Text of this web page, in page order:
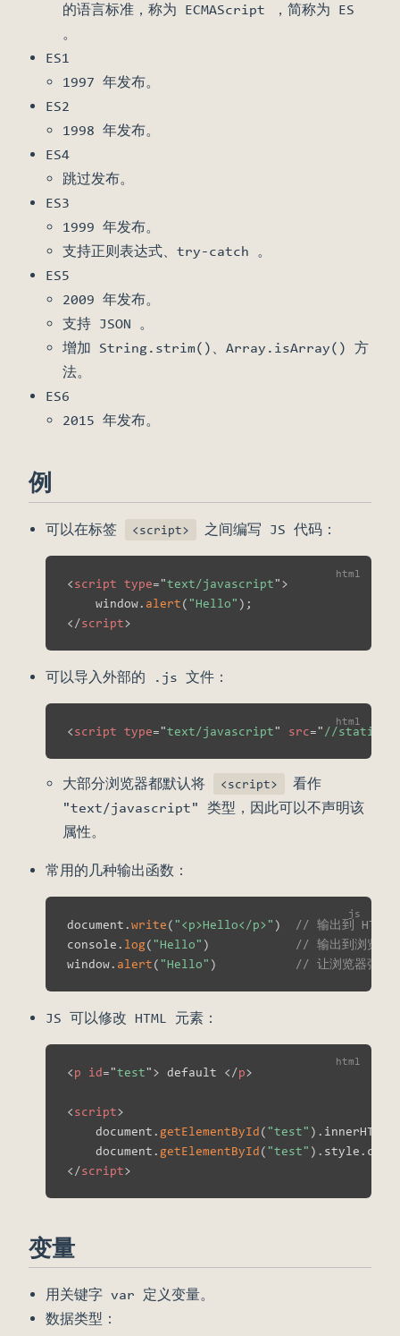
的语言标准，称为 ECMAScript ，简称为 ES
。
ES1
1997 年发布。
ES2
1998 年发布。
ES4
跳过发布。
ES3
1999 年发布。
支持正则表达式、try-catch 。
ES5
2009 年发布。
支持 JSON 。
增加 String.strim()、Array.isArray() 方
法。
ES6
2015 年发布。
例
可以在标签 <script> 之间编写 JS 代码：
<script type="text/javascript">
    window
. alert("Hello" ) ;
</script>
可以导入外部的 .js 文件：
<script type="text/javascript" src=" //
大部分浏览器都默认将 <script>
看作
"text/javascript" 类型，因此可以不声明该
属性。
常用的几种输出函数：
document .write("<p>Hello</p>" )
// 输出到 HTML
console . log("Hello" )
// 输出到浏览器
window. alert("Hello" ) // 让浏览器弹出
JS 可以修改 HTML 元素：
<p id="test"> default </p>
<script>
    document
. getElementById("test" ) . innerHTML
    document
. getElementById("test" ) . style .
</script>
变量
用关键字 var 定义变量。
数据类型：